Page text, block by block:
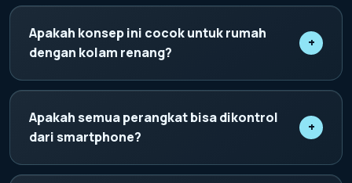
Apakah konsep ini cocok untuk rumah
dengan kolam renang?
+
Ya. Konsep domotique piscine membantu pemilik
rumah memantau area kolam, pencahayaan, suhu,
dan kondisi air secara lebih praktis.
Apakah semua perangkat bisa dikontrol
dari smartphone?
+
Perangkat yang kompatibel dapat disatukan dalam